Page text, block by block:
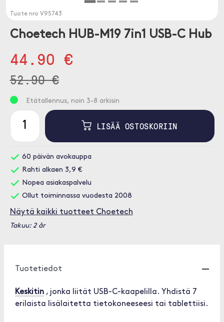
Tuote nro V95743
Choetech HUB-M19 7in1 USB-C Hub
44.90 €
52.90 €
Etätallennus, noin 3-8 arkisin
LISÄÄ OSTOSKORIIN
60 päivän avokauppa
Rahti alkaen 3,9 €
Nopea asiakaspalvelu
Ollut toiminnassa vuodesta 2008
Näytä kaikki tuotteet Choetech
Takuu: 2 år
Tuotetiedot
Keskitin , jonka liität USB-C-kaapelilla. Yhdistä 7
erilaista lisälaitetta tietokoneeseesi tai tablettiisi.